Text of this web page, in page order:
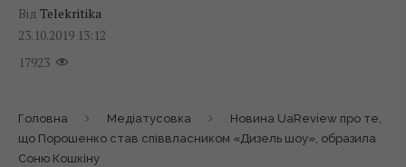
Від Telekritika
23.10.2019 13:12
17923
Головна Медіатусовка
Новина UaReview про те,
що Порошенко став співвласником «Дизель шоу», образила
Соню Кошкіну